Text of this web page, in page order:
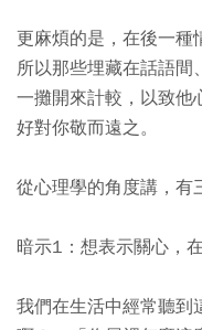
更麻煩的是，在後一種
所以那些埋藏在話語間
一攤開來計較，以致他
好對你敬而遠之。
從心理學的角度講，有
暗示1：想表示關心，
我們在生活中經常聽到